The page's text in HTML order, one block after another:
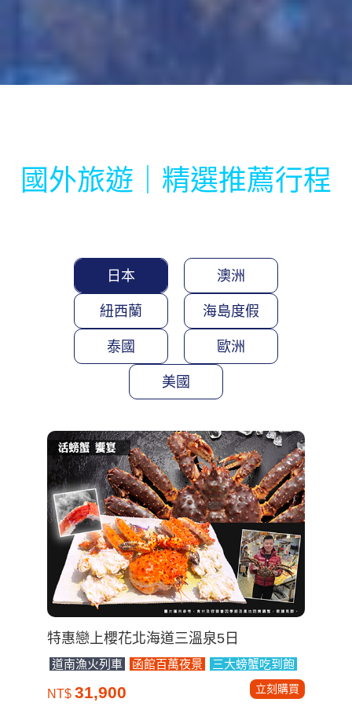
國外旅遊｜精選推薦行程
日本 澳洲
紐西蘭 海島度假
泰國 歐洲
美國
特惠戀上櫻花北海道三溫泉5日
道南漁火列車 函館百萬夜景 三大螃蟹吃到飽
NT$ 31,900 立刻購買